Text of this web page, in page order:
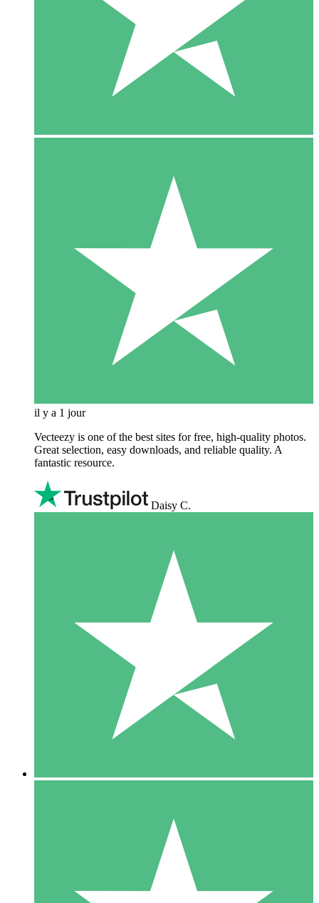
il y a 1 jour
Vecteezy is one of the best sites for free, high‑quality photos.
Great selection, easy downloads, and reliable quality. A
fantastic resource.
Daisy C.